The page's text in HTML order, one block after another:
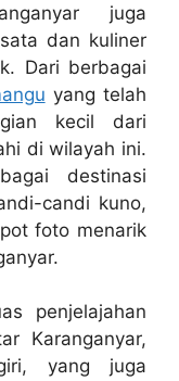
juga
dan kuliner
Dari berbagai
yang telah
kecil dari
di wilayah ini.
destinasi
candi kuno,
foto menarik
penjelajahan
Karanganyar,
yang juga